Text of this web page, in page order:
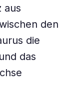
aus
den
die
das